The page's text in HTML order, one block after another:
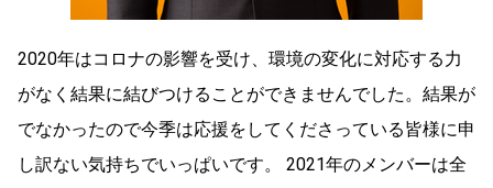
2020年はコロナの影響を受け、環境の変化に対応する力
がなく結果に結びつけることができませんでした。結果が
でなかったので今季は応援をしてくださっている皆様に申
し訳ない気持ちでいっぱいです。 2021年のメンバーは全